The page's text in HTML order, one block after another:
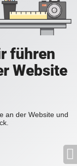
führen
Website
an der Website und